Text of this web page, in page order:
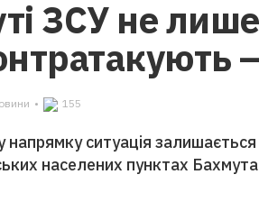
ЗСУ не
• 155
ситуація
населених пунктах